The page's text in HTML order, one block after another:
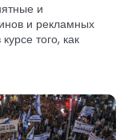
и
и рекламных
того, как